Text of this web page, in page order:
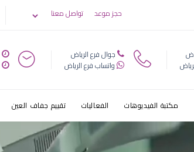
حجز موعد تواصل معنا
جوال فرع الرياض
واتساب فرع الرياض
مكتبة الفيديوهات الفعاليات تقييم جفاف العين